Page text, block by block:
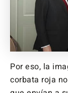
Por eso, la
corbata roja